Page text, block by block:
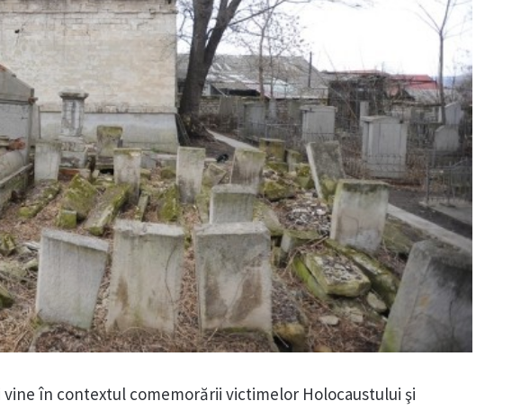
în contextul comemorării victimelor Holocaustului şi